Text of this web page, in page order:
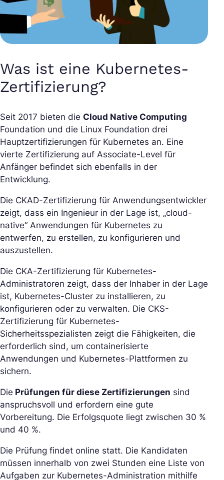
Was ist eine Kubernetes-
Zertifizierung?
Seit 2017 bieten die Cloud Native Computing
Foundation und die Linux Foundation drei
Hauptzertifizierungen für Kubernetes an. Eine
vierte Zertifizierung auf Associate-Level für
Anfänger befindet sich ebenfalls in der
Entwicklung.
Die CKAD-Zertifizierung für Anwendungsentwickler
zeigt, dass ein Ingenieur in der Lage ist, „cloud-
native“ Anwendungen für Kubernetes zu
entwerfen, zu erstellen, zu konfigurieren und
auszustellen.
Die CKA-Zertifizierung für Kubernetes-
Administratoren zeigt, dass der Inhaber in der Lage
ist, Kubernetes-Cluster zu installieren, zu
konfigurieren oder zu verwalten. Die CKS-
Zertifizierung für Kubernetes-
Sicherheitsspezialisten zeigt die Fähigkeiten, die
erforderlich sind, um containerisierte
Anwendungen und Kubernetes-Plattformen zu
sichern.
Die Prüfungen für diese Zertifizierungen sind
anspruchsvoll und erfordern eine gute
Vorbereitung. Die Erfolgsquote liegt zwischen 30 %
und 40 %.
Die Prüfung findet online statt. Die Kandidaten
müssen innerhalb von zwei Stunden eine Liste von
Aufgaben zur Kubernetes-Administration mithilfe